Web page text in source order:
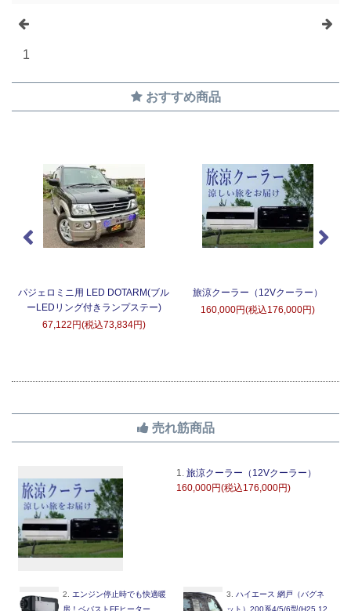
1
おすすめ商品
パジェロミニ用 LED DOTARM(ブル
ーLEDリング付きランプステー)
67,122円(税込73,834円)
旅涼クーラー（12Vクーラー）
160,000円(税込176,000円)
売れ筋商品
1.旅涼クーラー（12Vクーラー）
160,000円(税込176,000円)
2. エンジン停止時でも快適暖
房！ベバストFFヒーター
3. ハイエース 網戸（バグネ
ット）200系4/5/6型(H25.12